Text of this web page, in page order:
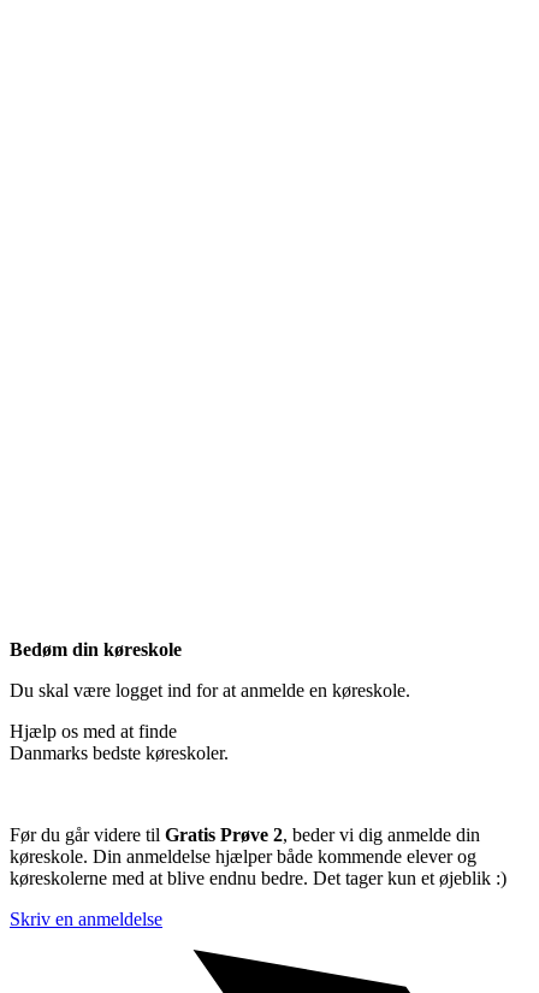
Bedøm din køreskole
Du skal være logget ind for at anmelde en køreskole.
Hjælp os med at finde
Danmarks bedste køreskoler.
Før du går videre til Gratis Prøve 2, beder vi dig anmelde din
køreskole. Din anmeldelse hjælper både kommende elever og
køreskolerne med at blive endnu bedre. Det tager kun et øjeblik :)
Skriv en anmeldelse